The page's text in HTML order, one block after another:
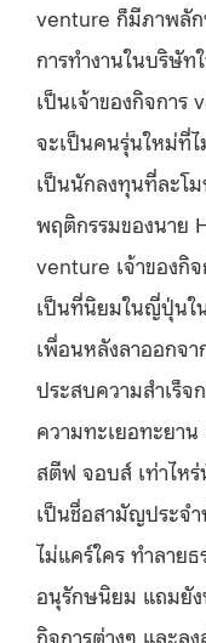
venture ก็มีภาพลั
การทำงานในบริษั
เป็นเจ้าของกิจกา
จะเป็นคนรุ่นใหม่ที่
เป็นนักลงทุนที่ละโ
พฤติกรรมของนาย
venture เจ้าของกิ
เป็นที่นิยมในญี่ปุ่นใ
เพื่อนหลังลาออกจ
ประสบความสำเร็จ
ความทะเยอทะยา
สตีฟ จอบส์ เท่าไห
เป็นชื่อสามัญประจ
ไม่แคร์ใคร ทำลาย
อนุรักษนิยม แถมยัง
กิจการต่างๆ และล